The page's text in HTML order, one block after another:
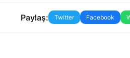
Paylaş: Twitter Facebook